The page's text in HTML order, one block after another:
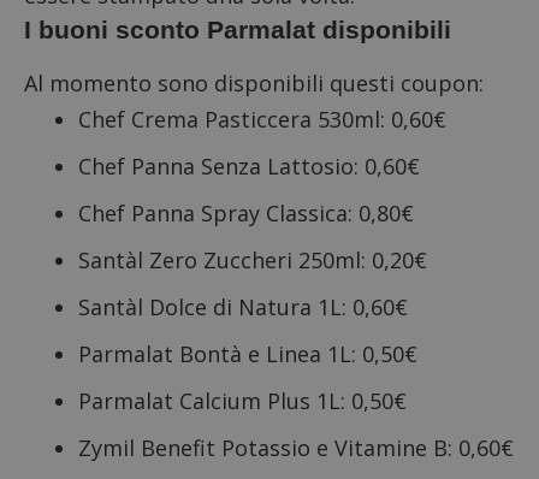
I buoni sconto Parmalat disponibili
Al momento sono disponibili questi coupon:
Chef Crema Pasticcera 530ml: 0,60€
Chef Panna Senza Lattosio: 0,60€
Chef Panna Spray Classica: 0,80€
Santàl Zero Zuccheri 250ml: 0,20€
Santàl Dolce di Natura 1L: 0,60€
Parmalat Bontà e Linea 1L: 0,50€
Parmalat Calcium Plus 1L: 0,50€
Zymil Benefit Potassio e Vitamine B: 0,60€